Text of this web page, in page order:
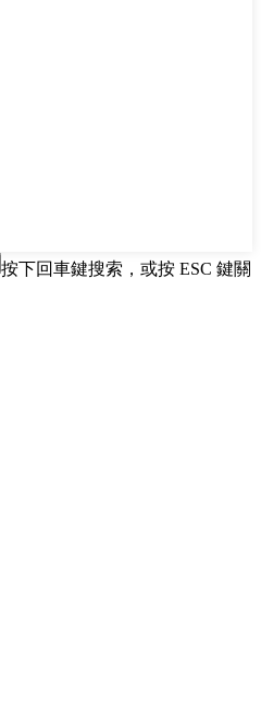
按下回車鍵搜索，或按 ESC 鍵關